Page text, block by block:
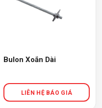
Bulon Xoắn Dài